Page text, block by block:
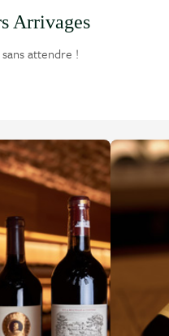
Arrivages
attendre !